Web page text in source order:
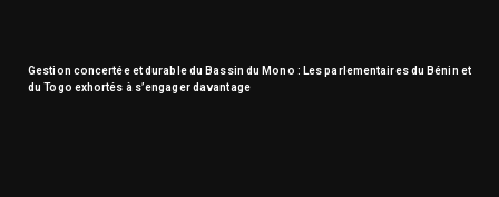
Gestion concertée et durable du Bassin du Mono : Les parlementaires du Bénin et
du Togo exhortés à s’engager davantage